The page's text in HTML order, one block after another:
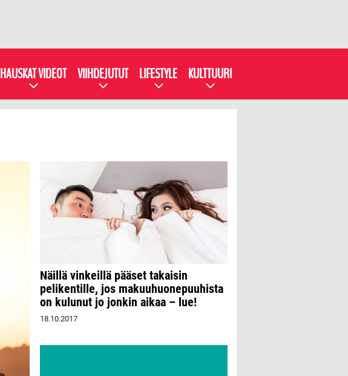
HAUSKAT VIDEOT VIIHDEJUTUT LIFESTYLE KULTTUURI
Näillä vinkeillä pääset takaisin
pelikentille, jos makuuhuonepuuhista
on kulunut jo jonkin aikaa – lue!
18.10.2017